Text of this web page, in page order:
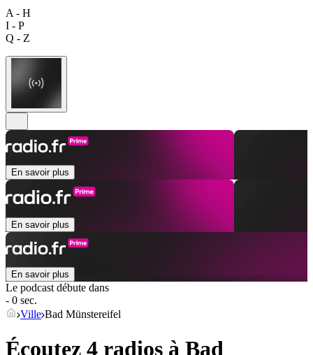
A - H
I - P
Q - Z
En savoir plus
En savoir plus
En savoir plus
Le podcast débute dans
- 0 sec.
Ville Bad Münstereifel
Écoutez 4 radios à Bad